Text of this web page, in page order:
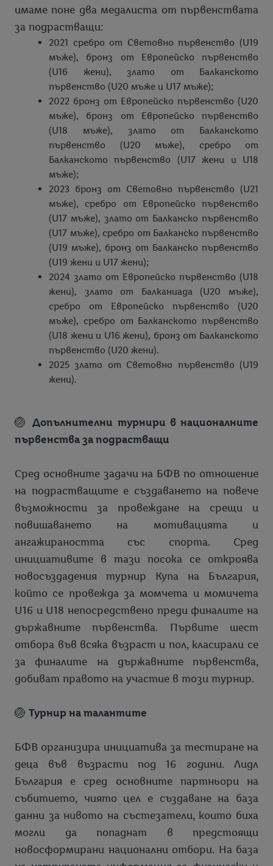
имаме поне два медалиста от първенствата
за подрастващи:
2021 сребро от Световно първенство (U19
мъже), бронз от Европейско първенство
(U16 жени), злато от Балканското
първенство (U20 мъже и U17 мъже);
2022 бронз от Европейско първенство (U20
мъже), бронз от Европейско първенство
(U18 мъже), злато от Балканското
първенство (U20 мъже), сребро от
Балканското първенство (U17 жени и U18
мъже);
2023 бронз от Световно първенство (U21
мъже), сребро от Европейско първенство
(U17 мъже), злато от Балканско първенство
(U17 мъже), сребро от Балканско първенство
(U19 мъже), бронз от Балканско първенство
(U19 жени и U17 жени);
2024 злато от Европейско първенство (U18
жени), злато от Балканиада (U20 мъже),
сребро от Европейско първенство (U20
мъже), сребро от Балканското първенство
(U18 жени и U16 жени), бронз от Балканското
първенство (U20 жени).
2025 злато от Световно първенство (U19
жени).
🏐Допълнителни турнири в националните
първенства за подрастващи
Сред основните задачи на БФВ по отношение
на подрастващите е създаването на повече
възможности за провеждане на срещи и
повишаването на мотивацията и
ангажираността със спорта. Сред
инициативите в тази посока се откроява
новосъздадения турнир Купа на България,
който се провежда за момчета и момичета
U16 и U18 непосредствено преди финалите на
държавните първенства. Първите шест
отбора във всяка възраст и пол, класирали се
за финалите на държавните първенства,
добиват правото на участие в този турнир.
🏐 Турнир на талантите
БФВ организира инициатива за тестиране на
деца във възрасти под 16 години. Лидл
България е сред основните партньори на
събитието, чиято цел е създаване на база
данни за нивото на състезатели, които биха
могли да попаднат в предстоящи
новосформирани национални отбори. На база